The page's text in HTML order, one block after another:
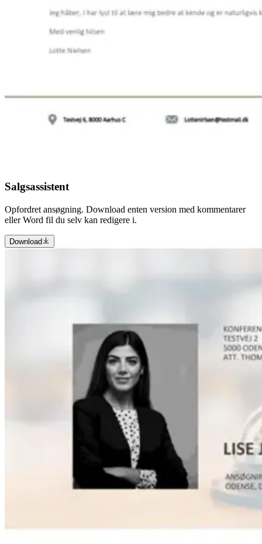
Salgsassistent
Opfordret ansøgning. Download enten version med kommentarer
eller Word fil du selv kan redigere i.
Download